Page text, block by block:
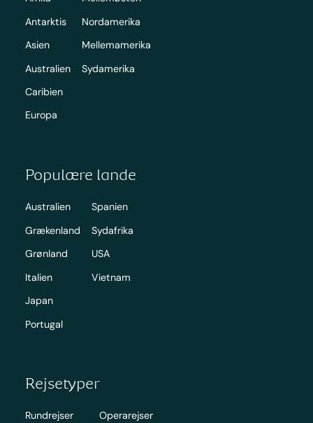
Antarktis
Asien
Australien
Caribien
Europa
Nordamerika
Mellemamerika
Sydamerika
Populære lande
Australien
Grækenland
Grønland
Italien
Japan
Portugal
Spanien
Sydafrika
USA
Vietnam
Rejsetyper
Rundrejser
Operarejser